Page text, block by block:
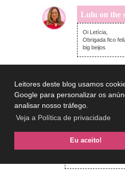
Leitores deste blog usamos
Google para personalizar os
analisar nosso tráfego.
Veja a Política de privacidade
Eu aceito!
Lulu on the
Oi Letícia,
Obrigada fico
big beijos
Adorei o look ♥ A
Beijão,